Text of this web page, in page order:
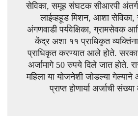
सेविका, समूह संघटक सीआरपी
लाईव्हहूड मिशन, आशा
अंगणवाडी पर्यवेक्षिका, ग्रामसेवक
केंद्र अशा ११ प्राधिकृत
प्राधिकृत करण्यात आले होते.
अर्जामागे 50 रुपये दिले जात होते.
महिला या योजनेशी जोडल्या
प्राप्त होणार्या अर्जाची